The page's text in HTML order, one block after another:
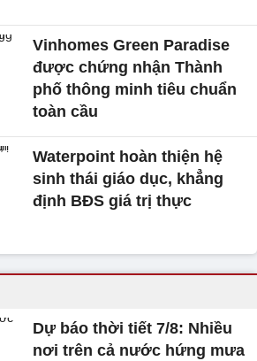
Vinhomes Green Paradise
được chứng nhận Thành
phố thông minh tiêu chuẩn
toàn cầu
Waterpoint hoàn thiện hệ
sinh thái giáo dục, khẳng
định BĐS giá trị thực
Dự báo thời tiết 7/8: Nhiều
nơi trên cả nước hứng mưa